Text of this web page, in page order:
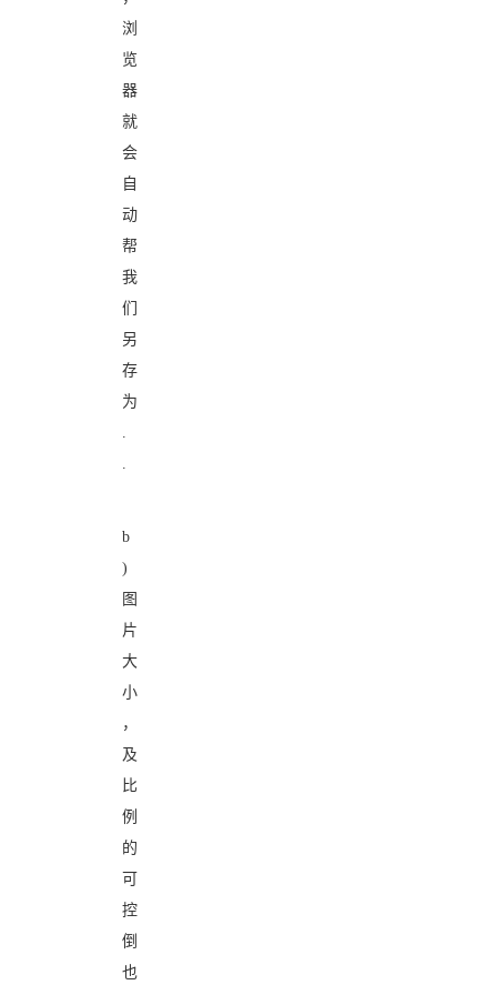
浏
览
器
就
会
自
动
帮
我
们
另
存
为
b
)
图
片
大
小
，
及
比
例
的
可
控
倒
也